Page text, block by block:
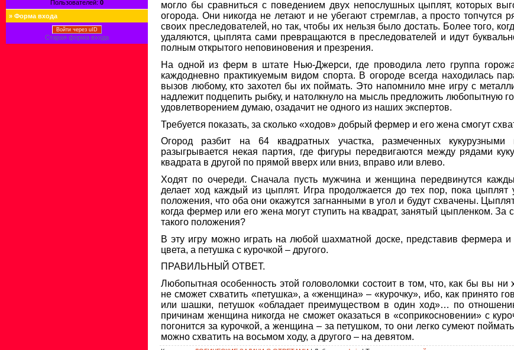
Пользователей: 0
» Форма входа
Войти через uID
Старая форма входа
могло бы сравниться с поведением двух непослушных цыплят, которых
огорода. Они никогда не летают и не убегают стремглав, а просто топчутся
своих преследователей, но так, чтобы их нельзя было достать. Более того,
удаляются, цыплята сами превращаются в преследователей и идут
полным открытого неповиновения и презрения.
На одной из ферм в штате Нью-Джерси, где проводила лето группа
каждодневно практикуемым видом спорта. В огороде всегда находилась
вызов любому, кто захотел бы их поймать. Это напомнило мне игру с
надлежит подцепить рыбку, и натолкнуло на мысль предложить любопытную
удовлетворением думаю, озадачит не одного из наших экспертов.
Требуется показать, за сколько «ходов» добрый фермер и его жена смогут
Огород разбит на 64 квадратных участка, размеченных кукурузными
разыгрывается некая партия, где фигуры передвигаются между рядами
квадрата в другой по прямой вверх или вниз, вправо или влево.
Ходят по очереди. Сначала пусть мужчина и женщина передвинутся
делает ход каждый из цыплят. Игра продолжается до тех пор, пока цыплят
положения, что оба они окажутся загнанными в угол и будут схвачены.
когда фермер или его жена могут ступить на квадрат, занятый цыпленком. За
такого положения?
В эту игру можно играть на любой шахматной доске, представив фермера
цвета, а петушка с курочкой – другого.
ПРАВИЛЬНЫЙ ОТВЕТ.
Любопытная особенность этой головоломки состоит в том, что, как бы вы ни
не сможет схватить «петушка», а «женщина» – «курочку», ибо, как принято
или шашки, петушок «обладает преимуществом в один ход»… по
причинам женщина никогда не сможет оказаться в «соприкосновении» с
погонится за курочкой, а женщина – за петушком, то они легко сумеют
можно схватить на восьмом ходу, а другого – на девятом.